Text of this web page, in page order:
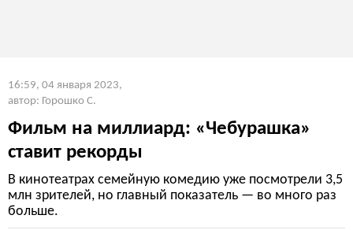
16:59, 04 января 2023,
автор: Горошко С.
Фильм на миллиард: «Чебурашка»
ставит рекорды
В кинотеатрах семейную комедию уже посмотрели 3,5
млн зрителей, но главный показатель — во много раз
больше.